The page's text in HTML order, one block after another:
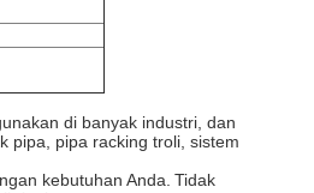
di banyak industri, dan
pipa, pipa racking troli, sistem
kebutuhan Anda. Tidak